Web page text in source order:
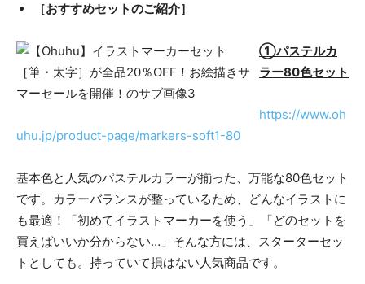
［おすすめセットのご紹介］
①パステルカ
ラー80色セット
https://www.oh
uhu.jp/product-page/markers-soft1-80
基本色と人気のパステルカラーが揃った、万能な80色セット
です。カラーバランスが整っているため、どんなイラストに
も最適！「初めてイラストマーカーを使う」「どのセットを
買えばいいか分からない…」そんな方には、スターターセッ
トとしても。持っていて損はない人気商品です。